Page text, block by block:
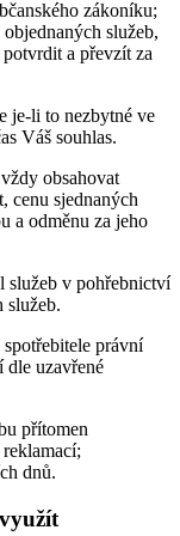
zákoníku;
služeb,
a převzít za
je-li to nezbytné ve
Váš souhlas.
obsahovat
cenu sjednaných
a odměnu za jeho
služeb v pohřebnictví
služeb.
právní
dle uzavřené
přítomen
dnů.